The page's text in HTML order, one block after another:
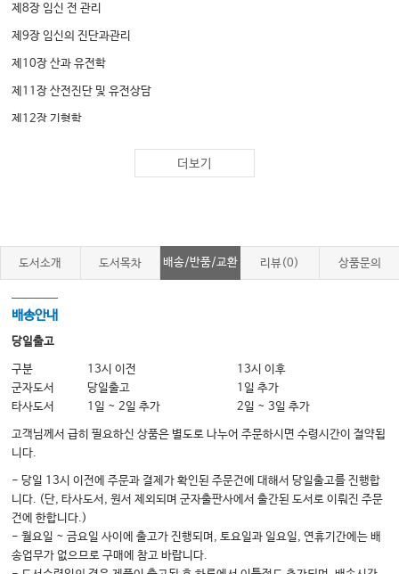
제8장 임신 전 관리
제9장 임신의 진단과관리
제10장 산과 유전학
제11장 산전진단 및 유전상담
제12장 기형학
제14장 산전 태아안녕평가
IV. 분만 관리
제17장 분만진통 중 태아안녕평가
제18장 비정상 분만진통과 유도분만
제19장 수술적 분만
제20장 산과마취
V. 산후 관리
제21장 신생아 관리
제22장 산욕기 관리
제23장 유방의 생리와 모유
더보기
도서소개 도서목차 배송/반품/교환 리뷰(0) 상품문의
배송안내
당일출고
구분 13시 이전
13시 이후
군자도서
당일출고
1일 추가
타사도서
1일 ~ 2일 추가 2일 ~ 3일 추가
고객님께서 급히 필요하신 상품은 별도로 나누어 주문하시면 수령시간이 절약됩
니다.
- 당일 13시 이전에 주문과 결제가 확인된 주문건에 대해서 당일출고를 진행합
니다. (단, 타사도서, 원서 제외되며 군자출판사에서 출간된 도서로 이뤄진 주문
건에 한합니다.)
- 월요일 ~ 금요일 사이에 출고가 진행되며, 토요일과 일요일, 연휴기간에는 배
송업무가 없으므로 구매에 참고 바랍니다.